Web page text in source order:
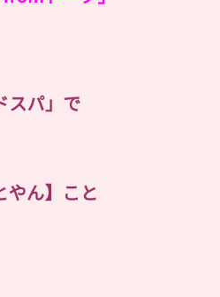
スパ」で
やん】こと